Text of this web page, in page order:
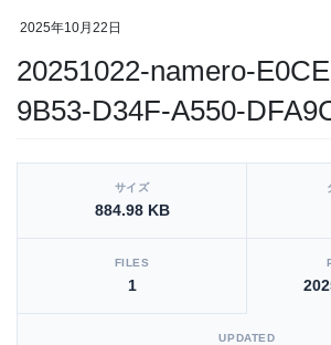
2025年10月22日
20251022-namero-
9B53-D34F-A550-
[video_player_1200x800]
サイズ
884.98 KB
FILES
1
UPDATED